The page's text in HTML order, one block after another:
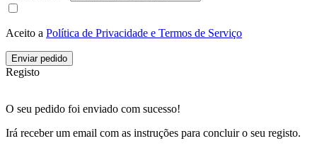
Aceito a Política de Privacidade e Termos de Serviço
Enviar pedido
Registo
O seu pedido foi enviado com sucesso!
Irá receber um email com as instruções para concluir o seu registo.